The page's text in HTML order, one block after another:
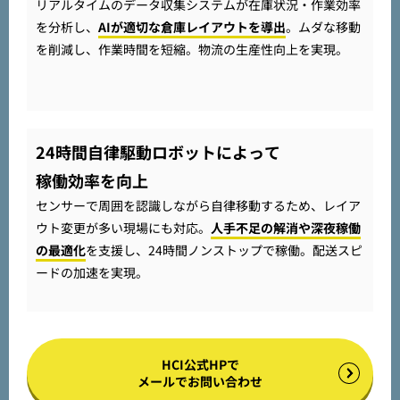
リアルタイムのデータ収集システムが在庫状況・作業効率
を分析し、 AIが適切な倉庫レイアウトを導出。ムダな移動
を削減し、作業時間を短縮。物流の生産性向上を実現。
24時間自律駆動ロボットによって
稼働効率を向上
センサーで周囲を認識しながら自律移動するため、レイア
ウト変更が多い現場にも対応。 人手不足の解消や深夜稼働
の最適化を支援し、24時間ノンストップで稼働。配送スピ
ードの加速を実現。
HCI公式HPで
メールでお問い合わせ